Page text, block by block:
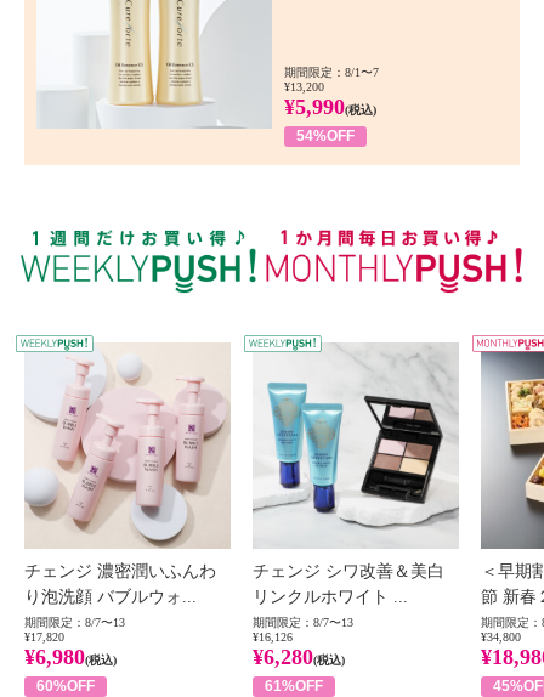
期間限定：8/1〜7
¥13,200
¥5,990(税込)
54%OFF
WEEKLY PUSH
チェンジ 濃密潤いふんわ
り泡洗顔 バブルウォ...
期間限定：8/7〜13
¥17,820
¥6,980(税込)
60%OFF
チェンジ シワ改善＆美白
リンクルホワイト ...
期間限定：8/7〜13
¥16,126
¥6,280(税込)
61%OFF
＜早期
節 新春
期間限定：
¥34,800